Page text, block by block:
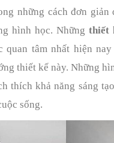
những cách đơn giản
hình học. Những thiết
quan tâm nhất hiện
thiết kế này. Những
thích khả năng sáng
sống.